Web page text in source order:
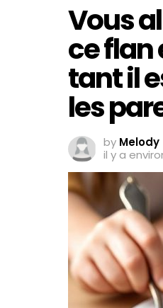
Vous
ce
tant il
les
by Melody
il y a